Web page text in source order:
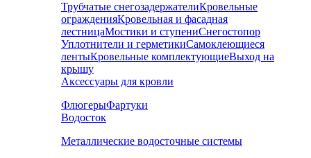
Трубчатые снегозадержателиКровельные
огражденияКровельная и фасадная
лестницаМостики и ступениСнегостопор
Уплотнители и герметикиСамоклеющиеся
лентыКровельные комплектующиеВыход на
крышу
Аксессуары для кровли
ФлюгерыФартуки
Водосток
Металлические водосточные системы